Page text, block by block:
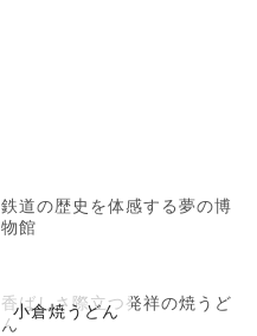
鉄道の歴史を体感する夢の博
物館
小倉焼うどん
香ばしさ際立つ発祥の焼うど
ん